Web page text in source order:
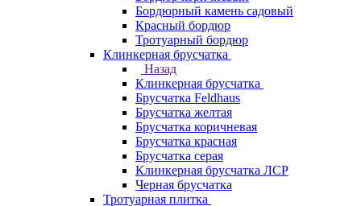
Бордюрный камень садовый
Красный бордюр
Тротуарный бордюр
Клинкерная брусчатка
Назад
Клинкерная брусчатка
Брусчатка Feldhaus
Брусчатка желтая
Брусчатка коричневая
Брусчатка красная
Брусчатка серая
Клинкерная брусчатка ЛСР
Черная брусчатка
Тротуарная плитка